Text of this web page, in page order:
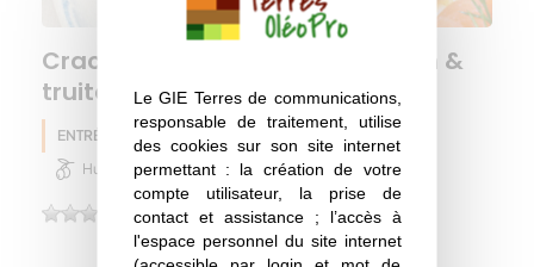
Le GIE Terres de communications,
responsable de traitement, utilise
des cookies sur son site internet
permettant : la création de votre
compte utilisateur, la prise de
contact et assistance ; l’accès à
l'espace personnel du site internet
Crackers au lin jaune, skyr citron &
truite fumée
ENTRÉE Eté
Huile d'olive
(0)